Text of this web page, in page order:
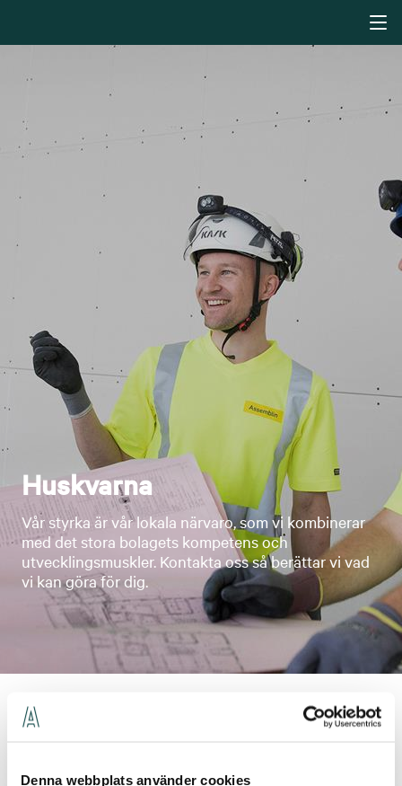
Denna webbplats använder cookies
Huskvarna
Vår styrka är vår lokala närvaro, som vi kombinerar
med det stora bolagets kompetens och
utvecklingsmuskler. Kontakta oss så berättar vi vad
vi kan göra för dig.
Kontakter för orten